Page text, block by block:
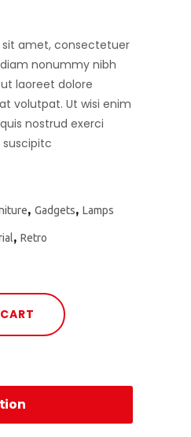
sit amet, consectetuer
nonummy nibh
laoreet dolore
volutpat. Ut wisi enim
nostrud exerci
, Gadgets, Lamps
, Retro